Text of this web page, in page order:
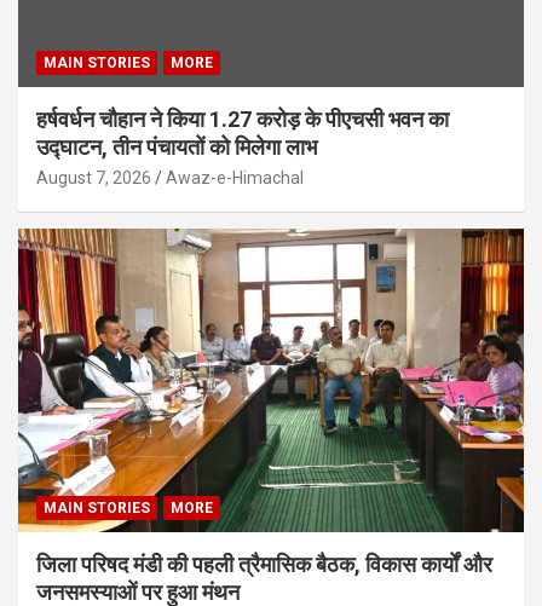
MAIN STORIES MORE
हर्षवर्धन चौहान ने किया 1.27 करोड़ के पीएचसी भवन का
उद्घाटन, तीन पंचायतों को मिलेगा लाभ
August 7, 2026 Awaz-e-Himachal
MAIN STORIES MORE
जिला परिषद मंडी की पहली त्रैमासिक बैठक, विकास कार्यों और
जनसमस्याओं पर हुआ मंथन